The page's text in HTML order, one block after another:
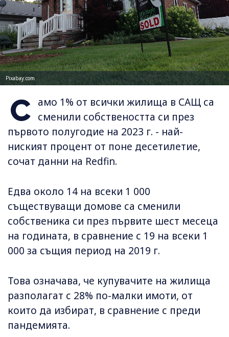
Pixabay.com
С амо 1% от всички жилища в САЩ са
сменили собствеността си през
първото полугодие на 2023 г. - най-
ниският процент от поне десетилетие,
сочат данни на Redfin.
Едва около 14 на всеки 1 000
съществуващи домове са сменили
собственика си през първите шест месеца
на годината, в сравнение с 19 на всеки 1
000 за същия период на 2019 г.
Това означава, че купувачите на жилища
разполагат с 28% по-малки имоти, от
които да избират, в сравнение с преди
пандемията.